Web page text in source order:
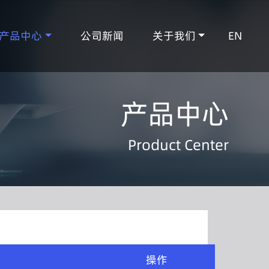
品中心 公司新闻 关于我们 EN
产品中心
Product Center
操作